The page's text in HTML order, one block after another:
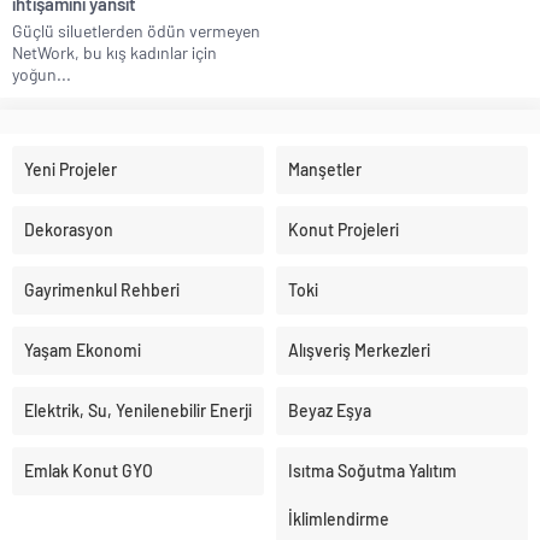
Güçlü siluetlerden ödün vermeyen
NetWork, bu kış kadınlar için
yoğun...
Yeni Projeler Manşetler
Dekorasyon Konut Projeleri
Gayrimenkul Rehberi Toki
Yaşam Ekonomi Alışveriş Merkezleri
Elektrik, Su, Yenilenebilir Enerji Beyaz Eşya
Emlak Konut GYO Isıtma Soğutma Yalıtım
İklimlendirme